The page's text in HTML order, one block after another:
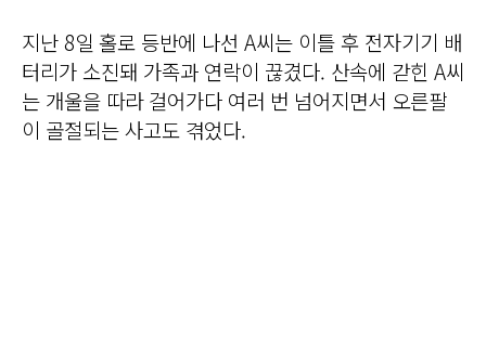
지난 8일 홀로 등반에 나선 A씨는 이틀 후 전자기기 배
터리가 소진돼 가족과 연락이 끊겼다. 산속에 갇힌 A씨
는 개울을 따라 걸어가다 여러 번 넘어지면서 오른팔
이 골절되는 사고도 겪었다.